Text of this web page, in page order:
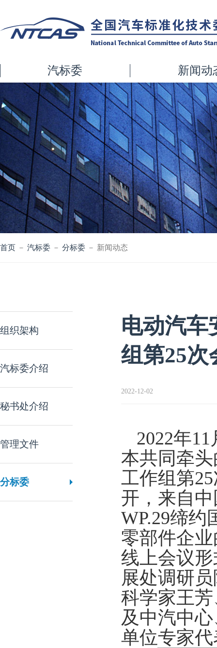
汽标委 新闻动
首页 － 汽标委 － 分标委 － 新闻动态
组织架构
汽标委介绍
秘书处介绍
管理文件
分标委
电动汽车
组第25次
2022-12-02
2022年11
本共同牵
工作组第2
开，来自
WP.29缔
零部件企
线上会议
展处调研
科学家王
及中汽中
单位专家